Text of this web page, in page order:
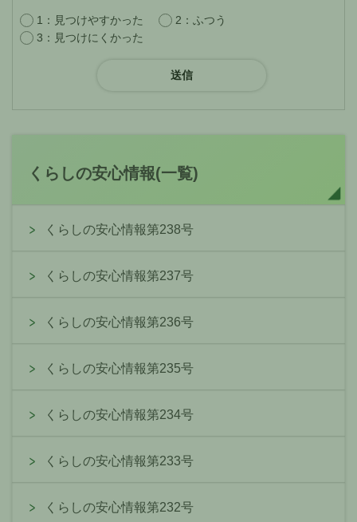
1：見つけやすかった
2：ふつう
3：見つけにくかった
くらしの安心情報(一覧)
くらしの安心情報第238号
くらしの安心情報第237号
くらしの安心情報第236号
くらしの安心情報第235号
くらしの安心情報第234号
くらしの安心情報第233号
くらしの安心情報第232号